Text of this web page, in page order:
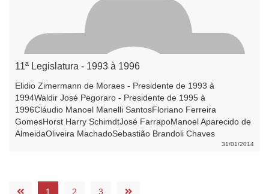
11ª Legislatura - 1993 à 1996
Elidio Zimermann de Moraes - Presidente de 1993 à
1994Waldir José Pegoraro - Presidente de 1995 à
1996Cláudio Manoel Manelli SantosFloriano Ferreira
GomesHorst Harry SchimdtJosé FarrapoManoel Aparecido de
AlmeidaOliveira MachadoSebastião Brandoli Chaves
31/01/2014
1 2 3